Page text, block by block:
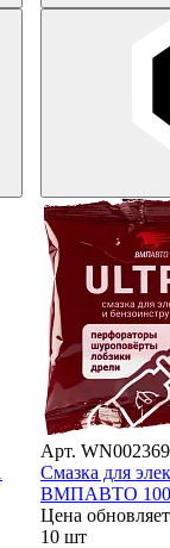
Арт.
Смазка для
ВМПАВТО
Цена
10 шт